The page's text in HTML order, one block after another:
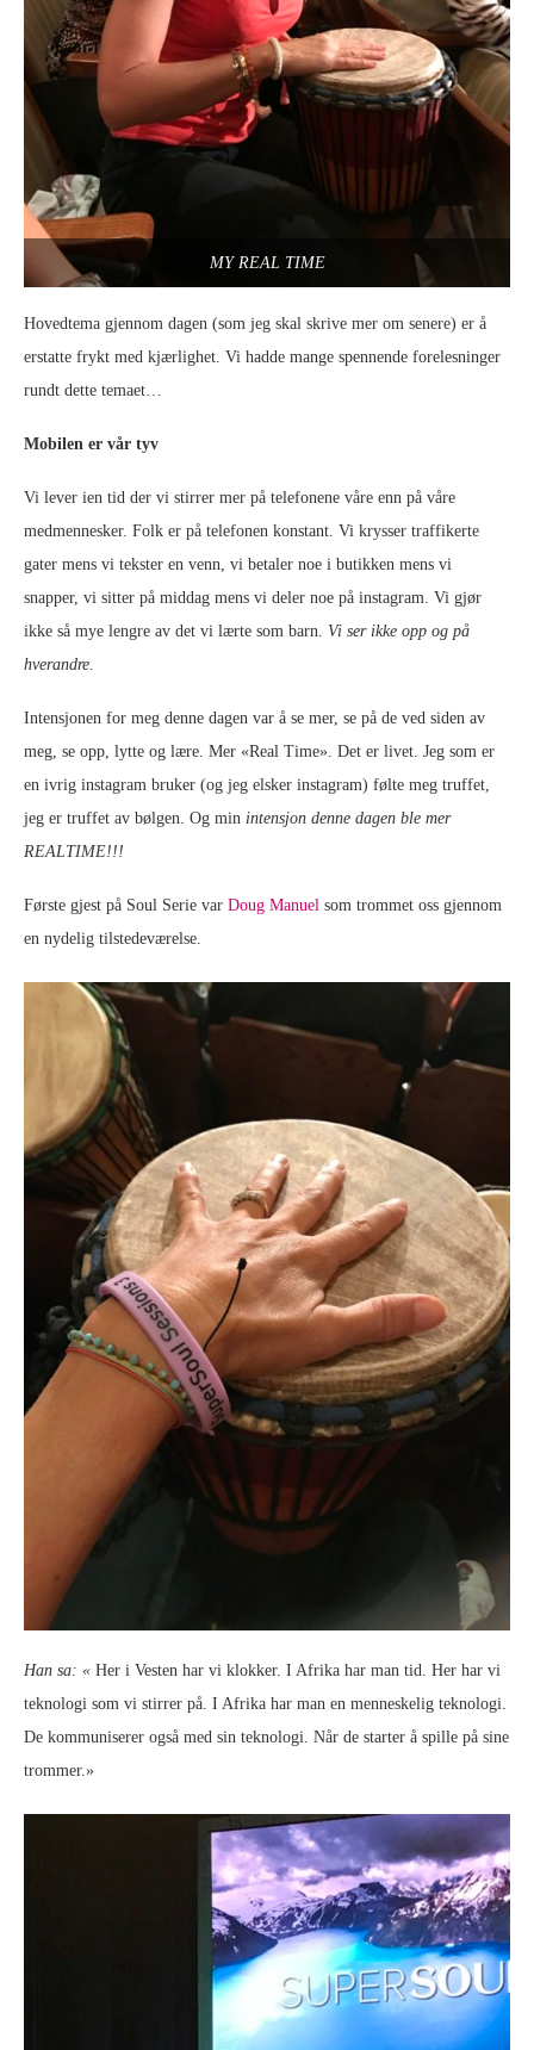
MY REAL TIME
Hovedtema gjennom dagen (som jeg skal skrive mer om senere) er å
erstatte frykt med kjærlighet. Vi hadde mange spennende forelesninger
rundt dette temaet…
Mobilen er vår tyv
Vi lever ien tid der vi stirrer mer på telefonene våre enn på våre
medmennesker. Folk er på telefonen konstant. Vi krysser traffikerte
gater mens vi tekster en venn, vi betaler noe i butikken mens vi
snapper, vi sitter på middag mens vi deler noe på instagram. Vi gjør
ikke så mye lengre av det vi lærte som barn. Vi ser ikke opp og på
hverandre.
Intensjonen for meg denne dagen var å se mer, se på de ved siden av
meg, se opp, lytte og lære. Mer «Real Time». Det er livet. Jeg som er
en ivrig instagram bruker (og jeg elsker instagram) følte meg truffet,
jeg er truffet av bølgen. Og min intensjon denne dagen ble mer
REALTIME!!!
Første gjest på Soul Serie var Doug Manuel som trommet oss gjennom
en nydelig tilstedeværelse.
Han sa: « Her i Vesten har vi klokker. I Afrika har man tid. Her har vi
teknologi som vi stirrer på. I Afrika har man en menneskelig teknologi.
De kommuniserer også med sin teknologi. Når de starter å spille på sine
trommer.»